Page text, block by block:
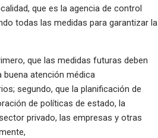
que es la agencia de control
todas las medidas para garantizar la
que las medidas futuras deben
buena atención médica
segundo, que la planificación de
de políticas de estado, la
privado, las empresas y otras